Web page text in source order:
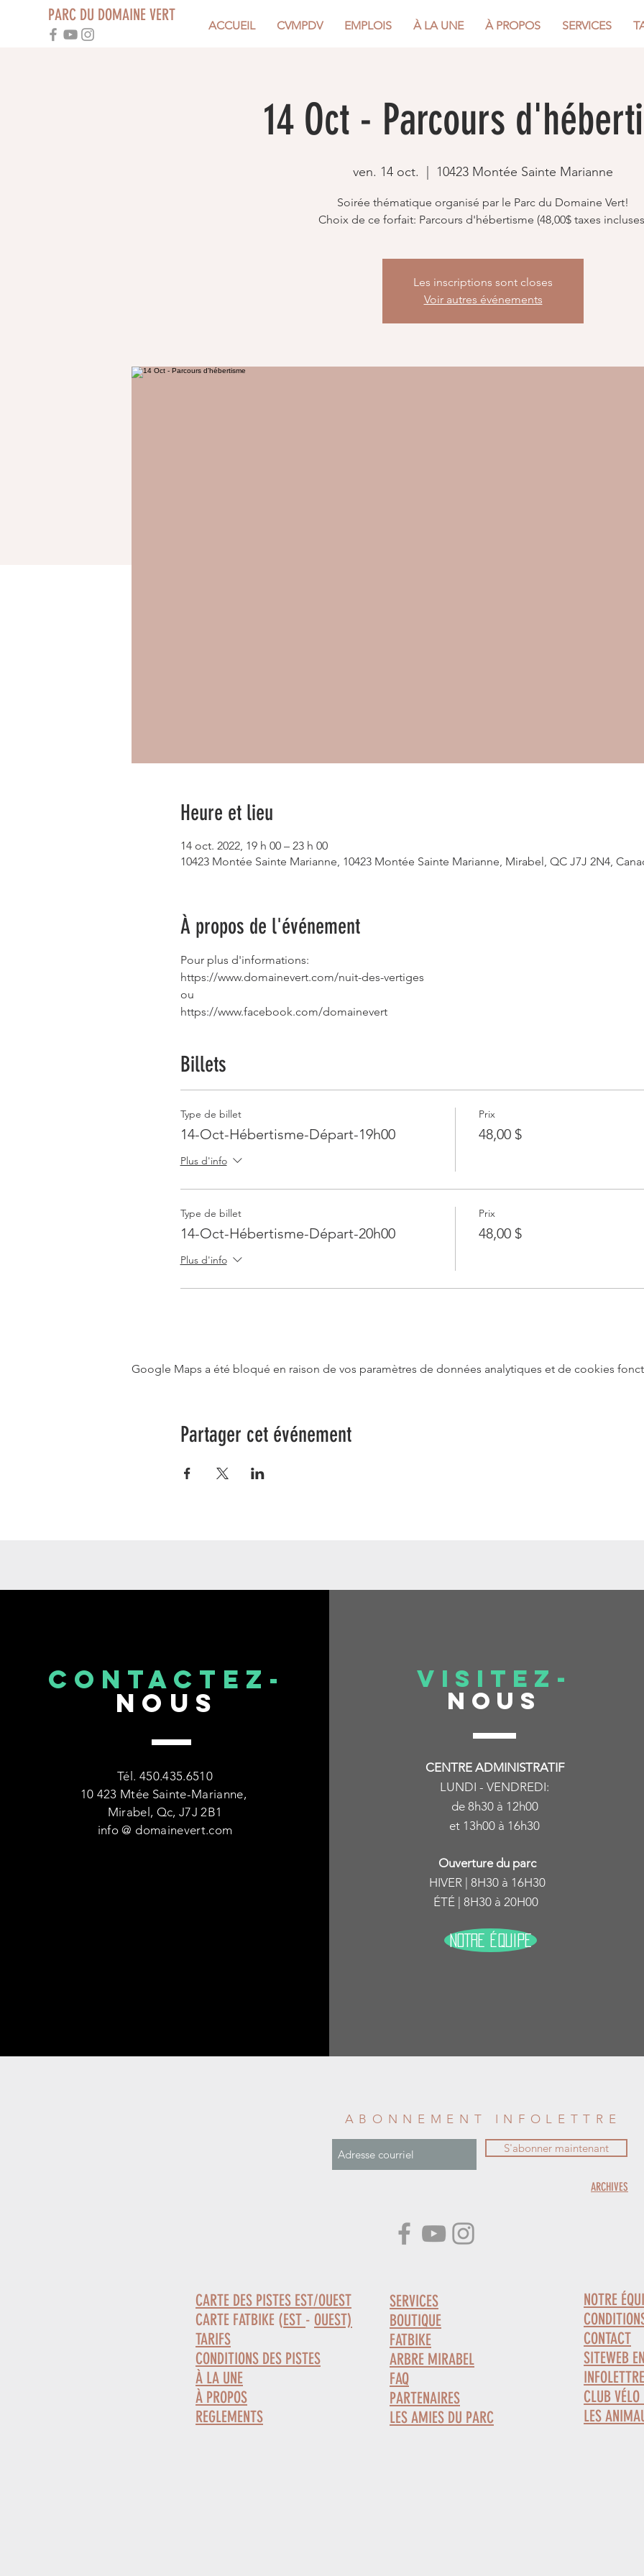
PARC DU DOMAINE VERT
ACCUEIL CVMPDV EMPLOIS À LA UNE À PROPOS SERVICES
14 Oct - Parcours
ven. 14 oct. 10423 Montée Sainte Marianne
Soirée thématique organisé par le Parc du Domaine Vert!
Les inscriptions sont closes
Voir autres événements
Heure et lieu
14 oct. 2022, 19 h 00 – 23 h 00
10423 Montée Sainte Marianne, 10423 Montée Sainte Marianne, Mirabel, QC J7J 2N4,
À propos de l'événement
Pour plus d'informations:
https://www.domainevert.com/nuit-des-vertiges
ou
https://www.facebook.com/domainevert
Billets
Type de billet
14-Oct-Hébertisme-Départ-19h00
Plus d'info
Prix
48,00 $
Type de billet
14-Oct-Hébertisme-Départ-20h00
Plus d'info
Prix
48,00 $
Google Maps a été bloqué en raison de vos paramètres de données analytiques et de cookies
Partager cet événement
Hiver à partir de la Fête du travail.
CONTACTEZ-
NOUS
Tél. 450.435.6510
10 423 Mtée Sainte-Marianne,
Mirabel, Qc, J7J 2B1
info @ domainevert.com
VISITEZ-
NOUS
CENTRE ADMINISTRATIF
LUNDI - VENDREDI:
de 8h30 à 12h00
et 13h00 à 16h30
Ouverture du parc
HIVER | 8H30 à 16H30
ÉTÉ | 8H30 à 20H00
NOTRE ÉQUIPE
ABONNEMENT INFOLETTRE
S'abonner maintenant
ARCHIVES
CARTE DES PISTES EST/OUEST
CARTE FATBIKE (EST - OUEST)
TARIFS
CONDITIONS DES PISTES
À LA UNE
À PROPOS
REGLEMENTS
SERVICES
BOUTIQUE
FATBIKE
ARBRE MIRABEL
FAQ
PARTENAIRES
LES AMIES DU PARC
NOTRE
CONTACT
SITEWEB
INFOLETTRE
CLUB
LES